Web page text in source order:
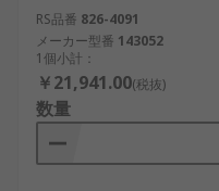
RS品番 826-4091
メーカー型番 143052
1個小計：
￥21,941.00(税抜)
数量